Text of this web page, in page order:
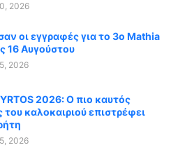
2026
οι εγγραφές για το 3ο Mathia
16 Αυγούστου
2026
2026: Ο πιο καυτός
καλοκαιριού επιστρέφει
2026